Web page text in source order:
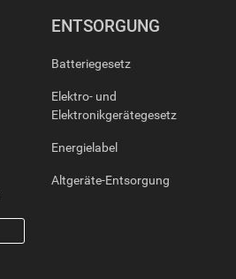
ENTSORGUNG
Batteriegesetz
Elektro- und
Elektronikgerätegesetz
Energielabel
Altgeräte-Entsorgung